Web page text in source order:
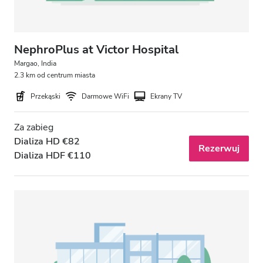
NephroPlus at Victor Hospital
Margao, India
2.3 km od centrum miasta
Przekąski Darmowe WiFi Ekrany TV
Za zabieg
Dializa HD €82
Dializa HDF €110
Rezerwuj